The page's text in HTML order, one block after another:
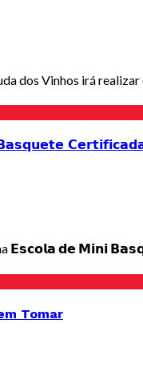
dos Vinhos irá realizar
𝗘𝘀𝗰𝗼𝗹𝗮 𝗱𝗲 𝗠𝗶𝗻𝗶
Tomar